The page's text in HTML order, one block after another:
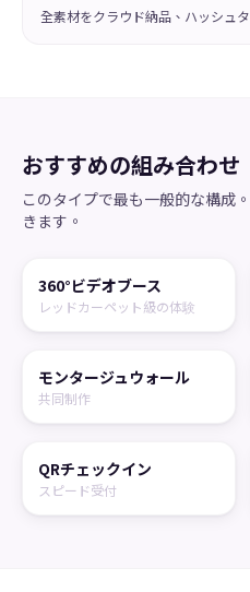
全素材をクラウド納品、ハッシュ
おすすめの組み合わせ
このタイプで最も一般的な構成
きます。
360°ビデオブース
レッドカーペット級の体験
モンタージュウォール
共同制作
QRチェックイン
スピード受付